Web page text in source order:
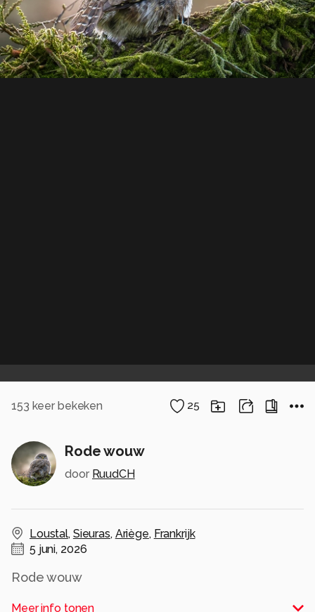
153 keer bekeken 25
Rode wouw
door RuudCH
Loustal, Sieuras, Ariège, Frankrijk
5 juni, 2026
Rode wouw
Alle rechten voorbehouden
Meer info tonen